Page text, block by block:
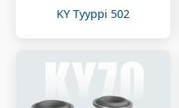
KY Tyyppi 502